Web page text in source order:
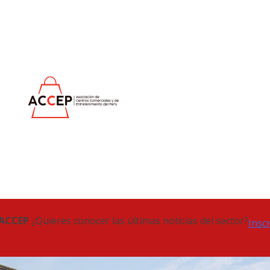
¿Quieres conocer las últimas noticias del sector?